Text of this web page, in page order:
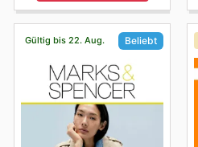
Gültig bis 22. Aug. Beliebt